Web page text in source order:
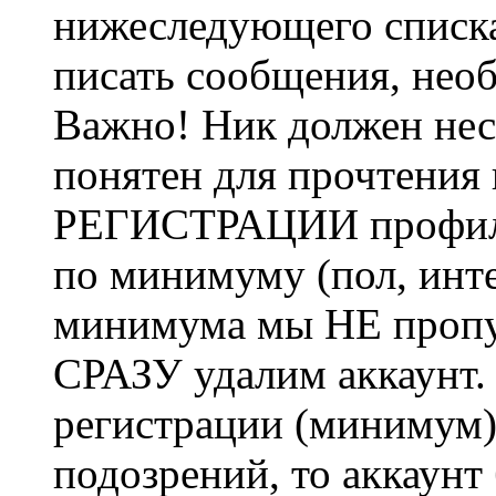
нижеследующего
писать сообщения,
Важно! Ник должен
понятен для
РЕГИСТРАЦИИ профиль
по минимуму (пол,
минимума мы НЕ
СРАЗУ удалим
регистрации
подозрений, то